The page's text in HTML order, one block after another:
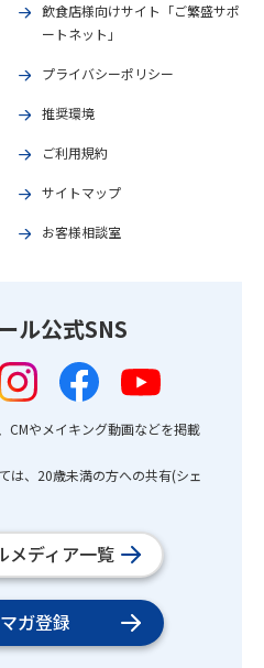
飲食店様向けサイト「ご繁盛サポ
ートネット」
プライバシーポリシー
推奨環境
ご利用規約
サイトマップ
お客様相談室
ル公式SNS
CMやメイキング動画などを掲載
は、20歳未満の方への共有(シェ
メディア一覧
ガ登録